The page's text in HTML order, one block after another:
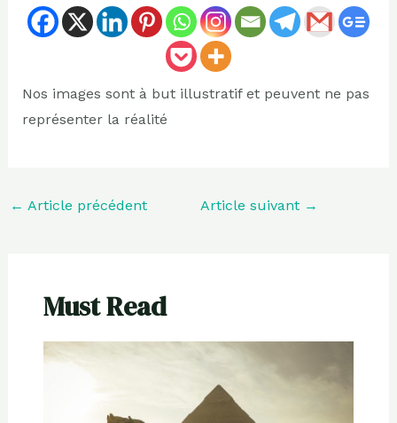
Nos images sont à but illustratif et peuvent ne pas
représenter la réalité
← Article précédent Article suivant →
Must Read